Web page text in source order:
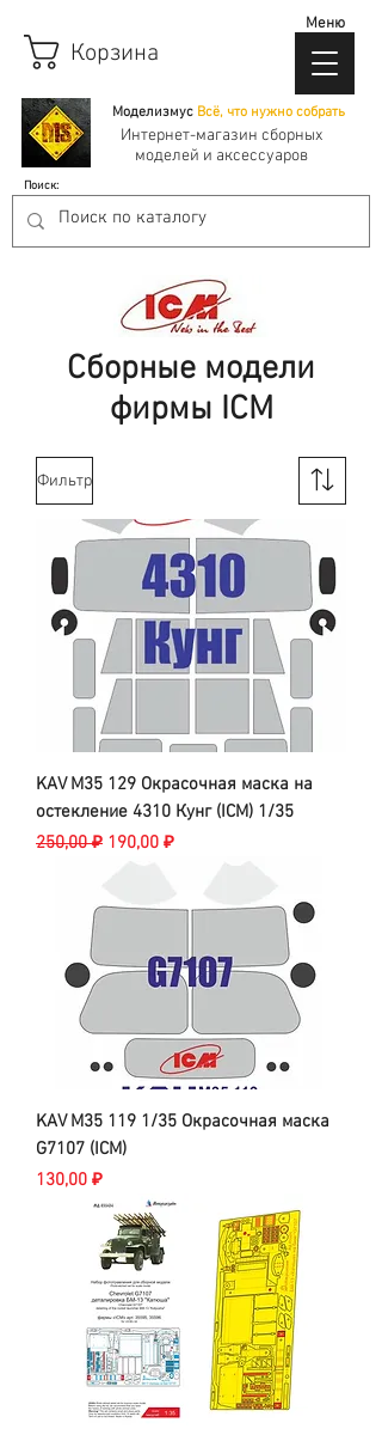
Моделизмус Всё, что нужно собрать
Корзина
Интернет-магазин сборных
моделей и аксессуаров
Поиск:
Меню
Сборные модели
фирмы ICM
Фильтр
KAV M35 129 Окрасочная маска на
остекление 4310 Кунг (ICM) 1/35
Обычная цена
250,00 ₽ Цена со скидкой
190,00 ₽
KAV M35 119 1/35 Окрасочная маска
G7107 (ICM)
Цена
130,00 ₽